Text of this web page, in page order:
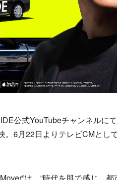
公式YouTubeチャンネルに
。6月22日よりテレビCMとし
は、“時代を肌で感じ、